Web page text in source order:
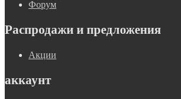
Форум
Распродажи и предложения
Акции
аккаунт